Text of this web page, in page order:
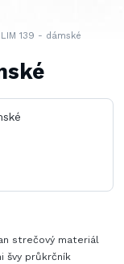
139 - dámské
strečový materiál
švy průkrčník